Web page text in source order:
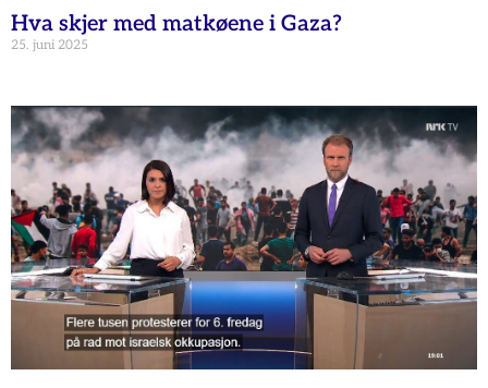
Hva skjer med matkøene i Gaza?
25. juni 2025